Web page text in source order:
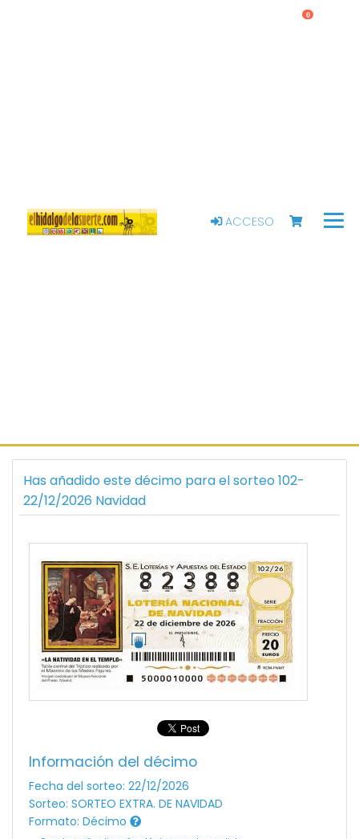
ACCESO
0
Has añadido este décimo para el sorteo 102-
22/12/2026 Navidad
Información del décimo
Fecha del sorteo: 22/12/2026
Sorteo: SORTEO EXTRA. DE NAVIDAD
Formato: Décimo